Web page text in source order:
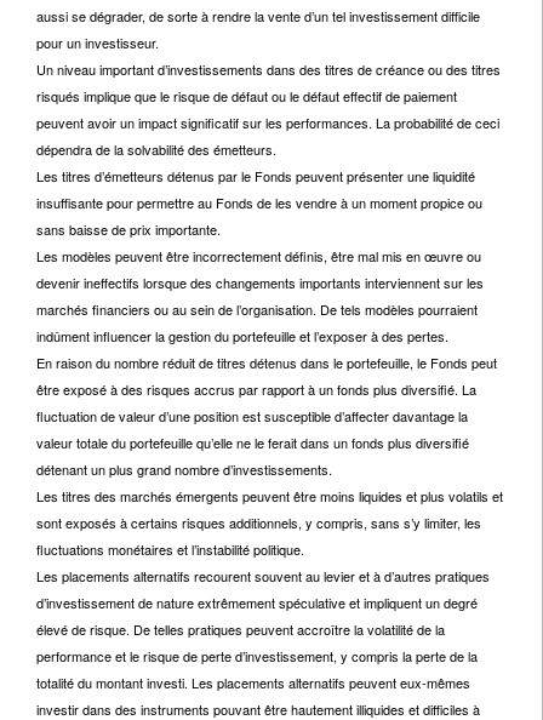
aussi se dégrader, de sorte à rendre la vente d’un tel investissement difficile
pour un investisseur.
Un niveau important d’investissements dans des titres de créance ou des titres
risqués implique que le risque de défaut ou le défaut effectif de paiement
peuvent avoir un impact significatif sur les performances. La probabilité de ceci
dépendra de la solvabilité des émetteurs.
Les titres d’émetteurs détenus par le Fonds peuvent présenter une liquidité
insuffisante pour permettre au Fonds de les vendre à un moment propice ou
sans baisse de prix importante.
Les modèles peuvent être incorrectement définis, être mal mis en œuvre ou
devenir ineffectifs lorsque des changements importants interviennent sur les
marchés financiers ou au sein de l’organisation. De tels modèles pourraient
indûment influencer la gestion du portefeuille et l’exposer à des pertes.
En raison du nombre réduit de titres détenus dans le portefeuille, le Fonds peut
être exposé à des risques accrus par rapport à un fonds plus diversifié. La
fluctuation de valeur d’une position est susceptible d’affecter davantage la
valeur totale du portefeuille qu’elle ne le ferait dans un fonds plus diversifié
détenant un plus grand nombre d’investissements.
Les titres des marchés émergents peuvent être moins liquides et plus volatils et
sont exposés à certains risques additionnels, y compris, sans s’y limiter, les
fluctuations monétaires et l’instabilité politique.
Les placements alternatifs recourent souvent au levier et à d’autres pratiques
d’investissement de nature extrêmement spéculative et impliquent un degré
élevé de risque. De telles pratiques peuvent accroître la volatilité de la
performance et le risque de perte d’investissement, y compris la perte de la
totalité du montant investi. Les placements alternatifs peuvent eux-mêmes
investir dans des instruments pouvant être hautement illiquides et difficiles à